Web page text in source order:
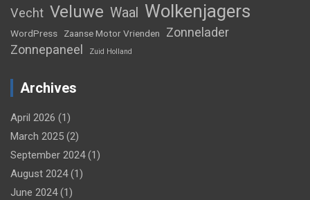
Vecht Veluwe Waal Wolkenjagers
WordPress Zaanse Motor Vrienden
Zonnelader
Zonnepaneel
Zuid Holland
Archives
April 2026 (1)
March 2025 (2)
September 2024(1)
August 2024(1)
June 2024(1)